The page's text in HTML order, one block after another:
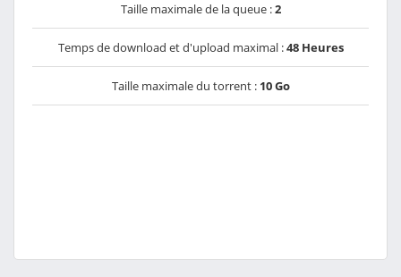
Taille maximale de la queue :2
Temps de download et d'upload maximal :48 Heures
Taille maximale du torrent : 10 Go